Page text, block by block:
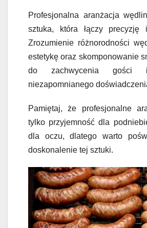
Profesjonalna aranżacja
sztuka, która łączy precyzję
Zrozumienie różnorodności
estetykę oraz skomponowanie
do zachwycenia gości i
niezapomnianego
Pamiętaj, że profesjonalne
tylko przyjemność dla
dla oczu, dlatego warto
doskonalenie tej sztuki.